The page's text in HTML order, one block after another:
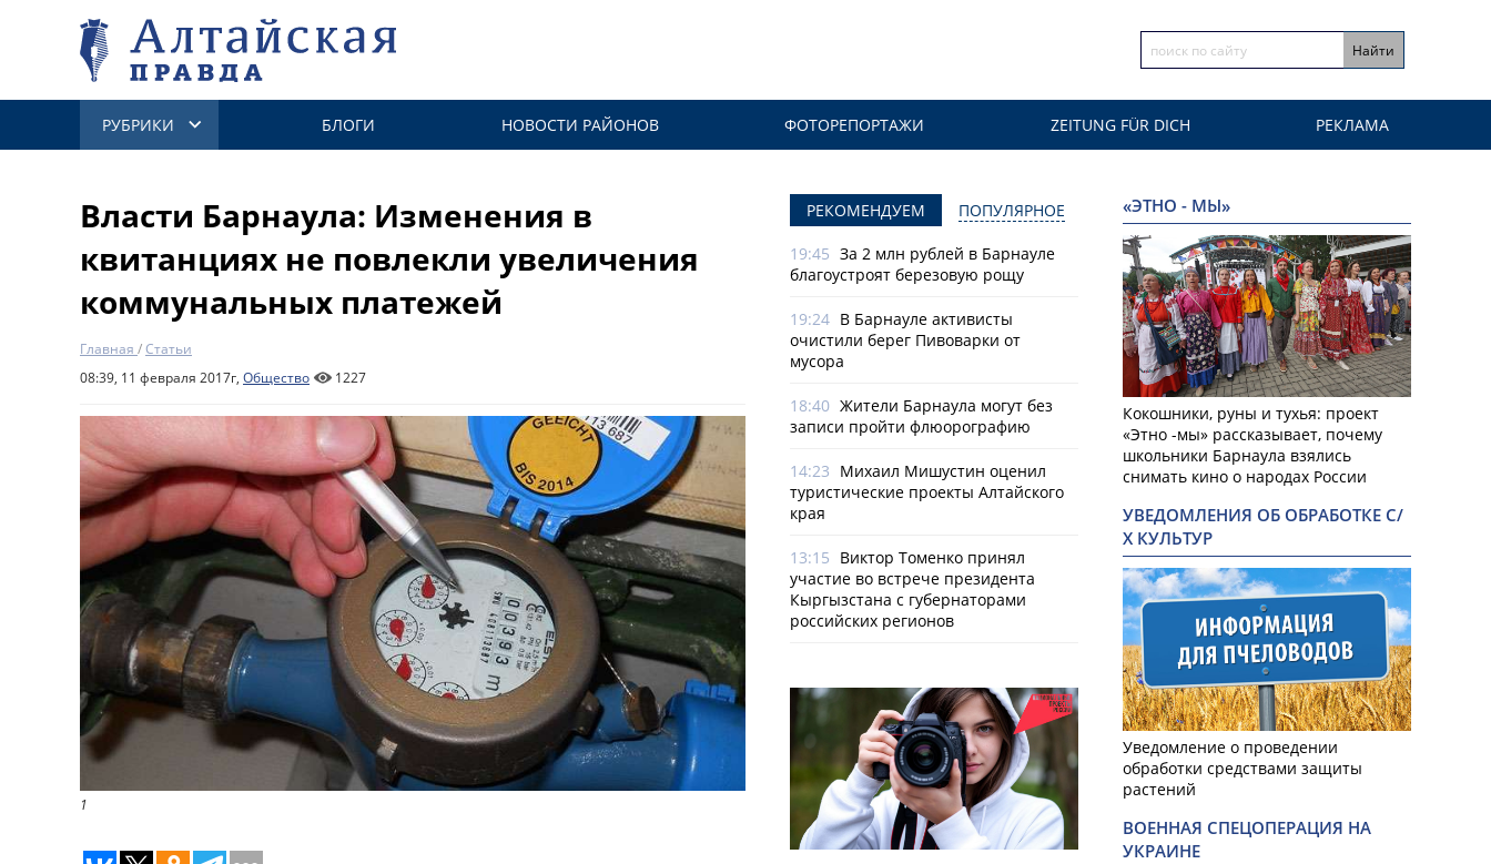
РУБРИКИ БЛОГИ НОВОСТИ РАЙОНОВ ФОТОРЕПОРТАЖИ ZEITUNG FÜR DICH РЕКЛАМА
Власти Барнаула: Изменения в
квитанциях не повлекли увеличения
коммунальных платежей
Главная /Статьи
08:39, 11 февраля 2017г, Общество 1227
1
РЕКОМЕНДУЕМ ПОПУЛЯРНОЕ
19:45 За 2 млн рублей в Барнауле
благоустроят березовую рощу
19:24 В Барнауле активисты
очистили берег Пивоварки от
мусора
18:40 Жители Барнаула могут без
записи пройти флюорографию
14:23 Михаил Мишустин оценил
туристические проекты Алтайского
края
13:15 Виктор Томенко принял
участие во встрече президента
Кыргызстана с губернаторами
российских регионов
«ЭТНО - МЫ»
Кокошники, руны и тухья: проект
«Этно -мы» рассказывает, почему
школьники Барнаула взялись
снимать кино о народах России
УВЕДОМЛЕНИЯ ОБ ОБРАБОТКЕ С/
Х КУЛЬТУР
Уведомление о проведении
обработки средствами защиты
растений
ВОЕННАЯ СПЕЦОПЕРАЦИЯ НА
УКРАИНЕ